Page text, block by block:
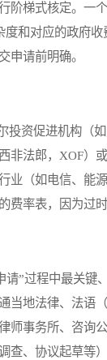
梯式核定。一
和对应的政府
申请前明确。
资促进机构（如
非法郎，XOF）
业（如电信、能
率表，因为过
”过程中最关键
当地法律、法语
师事务所、咨询
查、协议起草等